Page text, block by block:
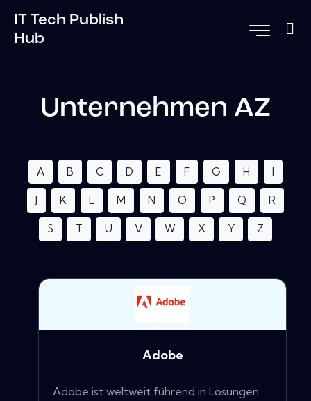
IT Tech Publish
Hub
Unternehmen AZ
A B C D E F G H I
J K L M N O P Q R
S T U V W X Y Z
Adobe
Adobe ist weltweit führend in Lösungen